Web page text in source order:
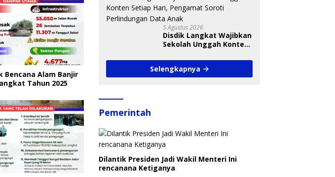
Bencana Alam Banjir
Tahun 2025
5 Agustus 2026
Disdik Langkat Wajibkan
Sekolah Unggah Konten
Soroti Perlindungan
Data Anak
Selengkapnya
Pemerintah
Dilantik Presiden Jadi Wakil Menteri Ini
rencanana Ketiganya